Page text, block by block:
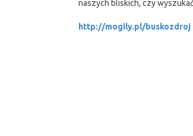
naszych bliskich, czy
http://mogily.pl/buskozdroj